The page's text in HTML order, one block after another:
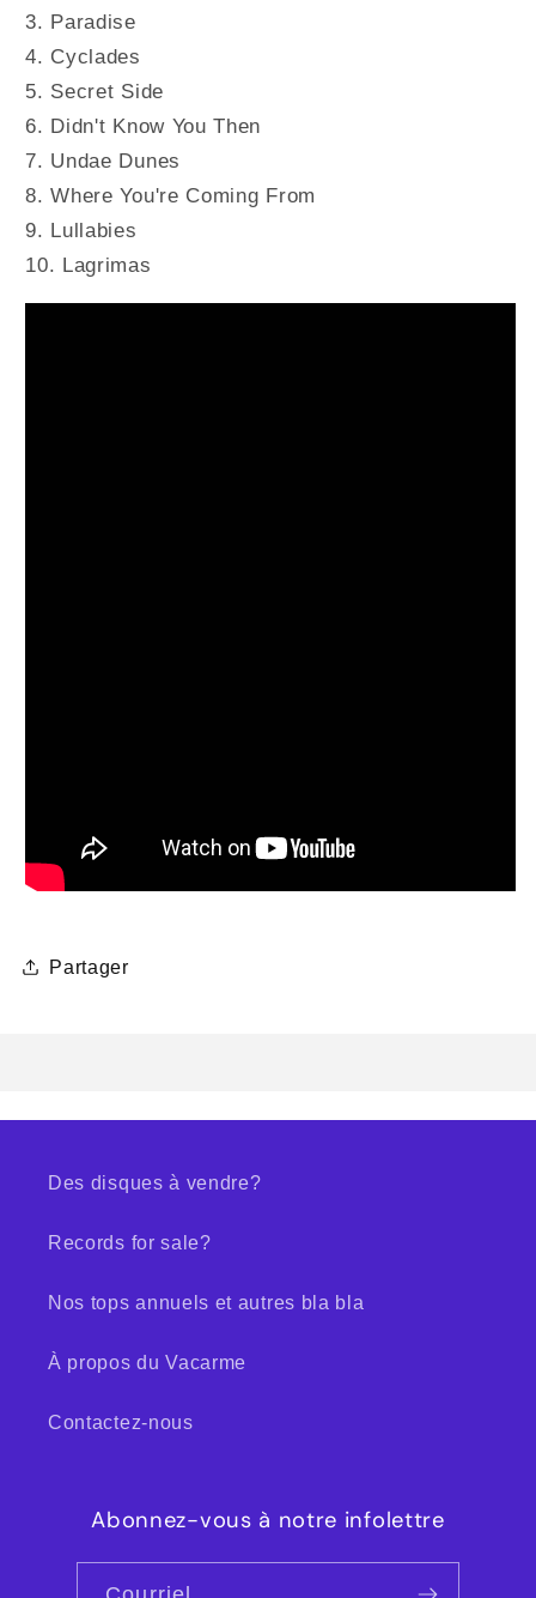
3. Paradise
4. Cyclades
5. Secret Side
6. Didn't Know You Then
7. Undae Dunes
8. Where You're Coming From
9. Lullabies
10. Lagrimas
Partager
Des disques à vendre?
Records for sale?
Nos tops annuels et autres bla bla
À propos du Vacarme
Contactez-nous
Abonnez-vous à notre infolettre